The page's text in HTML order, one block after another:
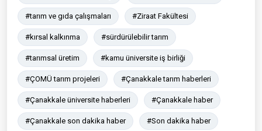
#tarım ve gıda çalışmaları #Ziraat Fakültesi
#kırsal kalkınma #sürdürülebilir tarım
#tarımsal üretim #kamu üniversite iş birliği
#ÇOMÜ tarım projeleri #Çanakkale tarım haberleri
#Çanakkale üniversite haberleri #Çanakkale haber
#Çanakkale son dakika haber #Son dakika haber